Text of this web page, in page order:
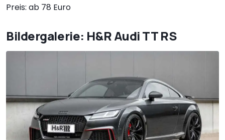
Preis: ab 78 Euro
Bildergalerie: H&R Audi TT RS